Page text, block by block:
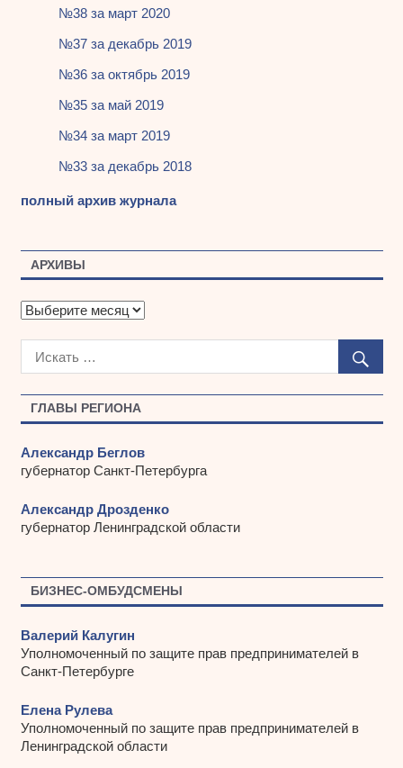
ГЛАВЫ РЕГИОНА
Александр Беглов
губернатор Санкт-Петербурга
Александр Дрозденко
губернатор Ленинградской области
БИЗНЕС-ОМБУДСМЕНЫ
Валерий Калугин
Уполномоченный по защите прав предпринимателей в
Санкт-Петербурге
Елена Рулева
Уполномоченный по защите прав предпринимателей в
Ленинградской области
№38 за март 2020
№37 за декабрь 2019
№36 за октябрь 2019
№35 за май 2019
№34 за март 2019
№33 за декабрь 2018
полный архив журнала
АРХИВЫ
А
х
ы